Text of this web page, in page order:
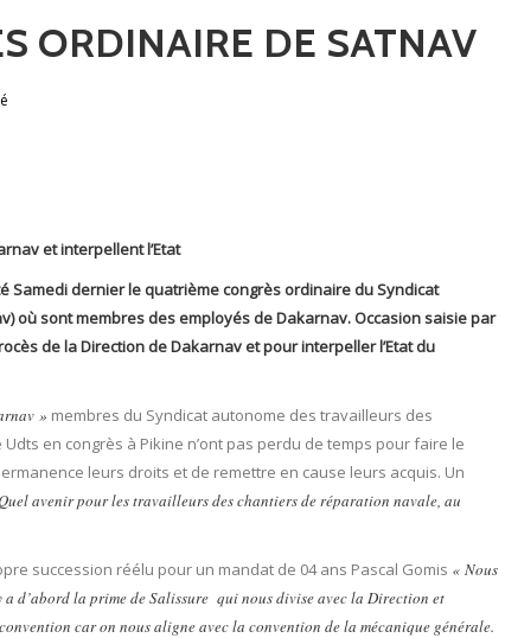
ORDINAIRE DE SATNAV
et interpellent l’Etat
Samedi dernier le quatrième congrès ordinaire du Syndicat
où sont membres des employés de Dakarnav. Occasion saisie par
de la Direction de Dakarnav et pour interpeller l’Etat du
» membres du Syndicat autonome des travailleurs des
en congrès à Pikine n’ont pas perdu de temps pour faire le
leurs droits et de remettre en cause leurs acquis. Un
avenir pour les travailleurs des chantiers de réparation navale, au
succession réélu pour un mandat de 04 ans Pascal Gomis « Nous
d’abord la prime de Salissure qui nous divise avec la Direction et
car on nous aligne avec la convention de la mécanique générale.